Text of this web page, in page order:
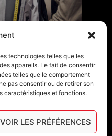
technologies telles que les
appareils. Le fait de consentir
telles que le comportement
pas consentir ou de retirer son
caractéristiques et fonctions.
VOIR LES PRÉFÉRENCES
TAILLES